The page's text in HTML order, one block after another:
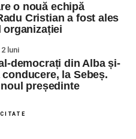
o nouă echipă
Cristian a fost ales
organizației
luni
democrați din Alba și-
la Sebeș.
președinte